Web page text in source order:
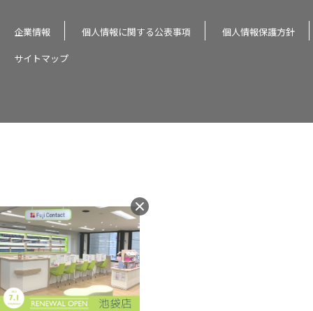
企業情報 個人情報に関する公表事項
個人情報保護方針
サイトマップ